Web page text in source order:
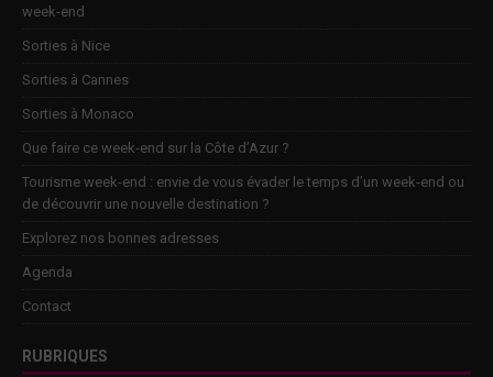
week-end
Sorties à Nice
Sorties à Cannes
Sorties à Monaco
Que faire ce week-end sur la Côte d’Azur ?
Tourisme week-end : envie de vous évader le temps d’un week-end ou
de découvrir une nouvelle destination ?
Explorez nos bonnes adresses
Agenda
Contact
RUBRIQUES